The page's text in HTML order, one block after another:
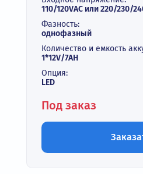
110/120VAC или 220/230/
Фазность:
однофазный
Количество и емкость
1*12V/7AH
Опция:
LED
Под заказ